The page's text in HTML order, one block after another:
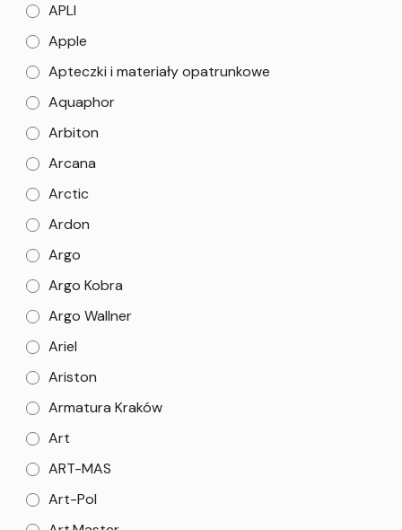
APLI
Apple
Apteczki i materiały opatrunkowe
Aquaphor
Arbiton
Arcana
Arctic
Ardon
Argo
Argo Kobra
Argo Wallner
Ariel
Ariston
Armatura Kraków
Art
ART-MAS
Art-Pol